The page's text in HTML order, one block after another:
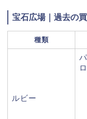
宝石広場｜過去の
種類
ルビー